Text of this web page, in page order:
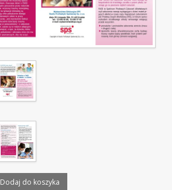
Dodaj do koszyka